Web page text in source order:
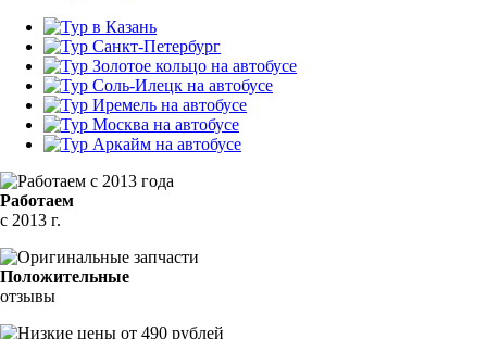
Работаем
с 2013 г.
Положительные
отзывы